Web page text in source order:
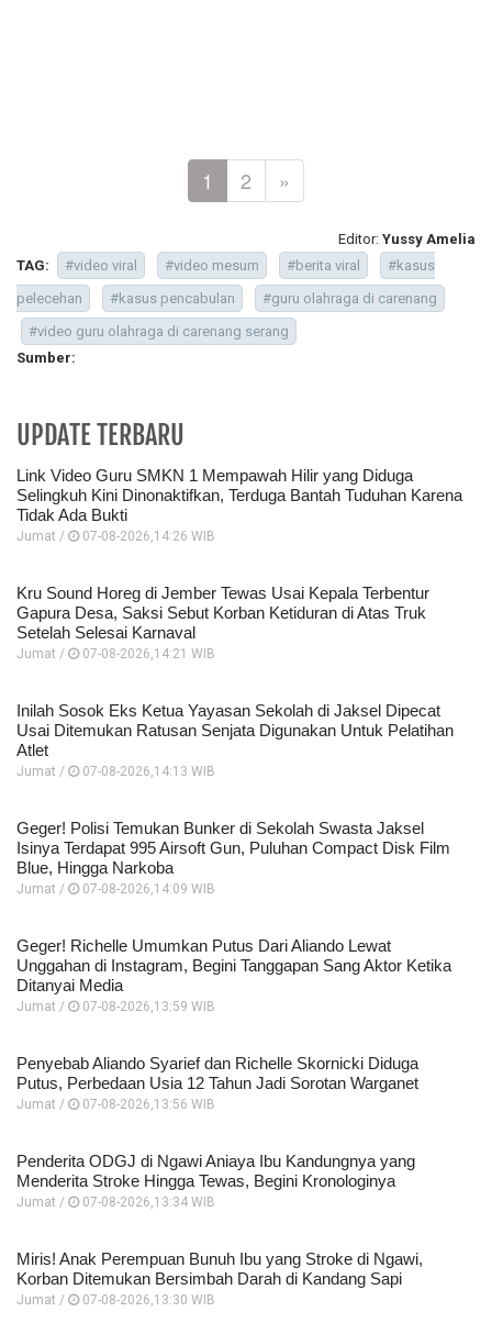
1 2 »
Editor: Yussy Amelia
TAG:
#video viral #video mesum #berita viral
#kasus
pelecehan
#kasus pencabulan
#guru olahraga di carenang
#video guru olahraga di carenang serang
Sumber:
UPDATE TERBARU
Link Video Guru SMKN 1 Mempawah Hilir yang Diduga
Selingkuh Kini Dinonaktifkan, Terduga Bantah Tuduhan Karena
Tidak Ada Bukti
Jumat / 07-08-2026,14:26 WIB
Kru Sound Horeg di Jember Tewas Usai Kepala Terbentur
Gapura Desa, Saksi Sebut Korban Ketiduran di Atas Truk
Setelah Selesai Karnaval
Jumat / 07-08-2026,14:21 WIB
Inilah Sosok Eks Ketua Yayasan Sekolah di Jaksel Dipecat
Usai Ditemukan Ratusan Senjata Digunakan Untuk Pelatihan
Atlet
Jumat / 07-08-2026,14:13 WIB
Geger! Polisi Temukan Bunker di Sekolah Swasta Jaksel
Isinya Terdapat 995 Airsoft Gun, Puluhan Compact Disk Film
Blue, Hingga Narkoba
Jumat / 07-08-2026,14:09 WIB
Geger! Richelle Umumkan Putus Dari Aliando Lewat
Unggahan di Instagram, Begini Tanggapan Sang Aktor Ketika
Ditanyai Media
Jumat / 07-08-2026,13:59 WIB
Penyebab Aliando Syarief dan Richelle Skornicki Diduga
Putus, Perbedaan Usia 12 Tahun Jadi Sorotan Warganet
Jumat / 07-08-2026,13:56 WIB
Penderita ODGJ di Ngawi Aniaya Ibu Kandungnya yang
Menderita Stroke Hingga Tewas, Begini Kronologinya
Jumat / 07-08-2026,13:34 WIB
Miris! Anak Perempuan Bunuh Ibu yang Stroke di Ngawi,
Korban Ditemukan Bersimbah Darah di Kandang Sapi
Jumat / 07-08-2026,13:30 WIB